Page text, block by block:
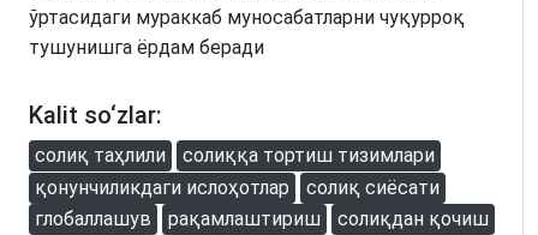
ўртасидаги мураккаб муносабатларни чуқурроқ
тушунишга ёрдам беради
Kalit so‘zlar:
солиқ таҳлили
солиққа тортиш тизимлари
қонунчиликдаги ислоҳотлар
солиқ сиёсати
глобаллашув
рақамлаштириш солиқдан қочиш